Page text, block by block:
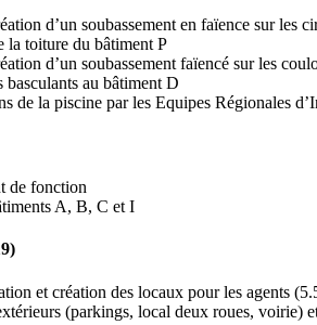
d’un soubassement en faïence sur les
la toiture du bâtiment P
d’un soubassement faïencé sur les
basculants au bâtiment D
de la piscine par les Equipes Régionales
de fonction
A, B, C et I
et création des locaux pour les agents
(parkings, local deux roues, voirie)